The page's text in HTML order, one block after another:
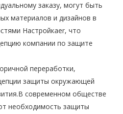
заказу, могут быть
материалов и дизайнов в
Настройкаer, что
компании по защите
переработки,
защиты окружающей
современном обществе
необходимость защиты